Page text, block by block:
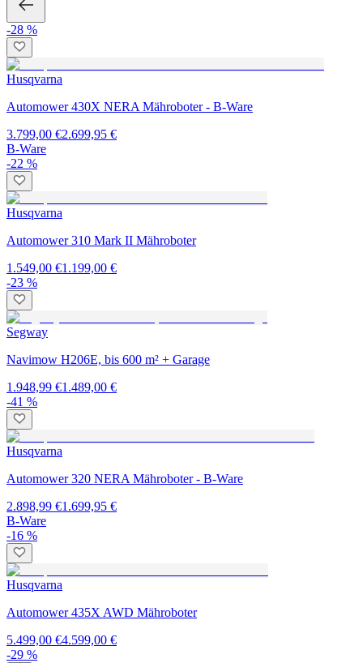
-28 %
Husqvarna
Automower 430X NERA Mähroboter - B-Ware
3.799,00 €2.699,95 €
B-Ware
-22 %
Husqvarna
Automower 310 Mark II Mähroboter
1.549,00 €1.199,00 €
-23 %
Segway
Navimow H206E, bis 600 m² + Garage
1.948,99 €1.489,00 €
-41 %
Husqvarna
Automower 320 NERA Mähroboter - B-Ware
2.898,99 €1.699,95 €
B-Ware
-16 %
Husqvarna
Automower 435X AWD Mähroboter
5.499,00 €4.599,00 €
-29 %